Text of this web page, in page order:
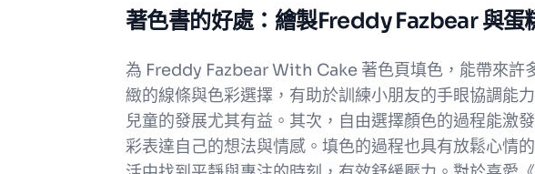
著色書的好處：繪製Freddy Fazbear 與蛋
為 Freddy Fazbear With Cake 著色頁填色，能帶來許
緻的線條與色彩選擇，有助於訓練小朋友的手眼協調能
兒童的發展尤其有益。其次，自由選擇顏色的過程能激
彩表達自己的想法與情感。填色的過程也具有放鬆心情